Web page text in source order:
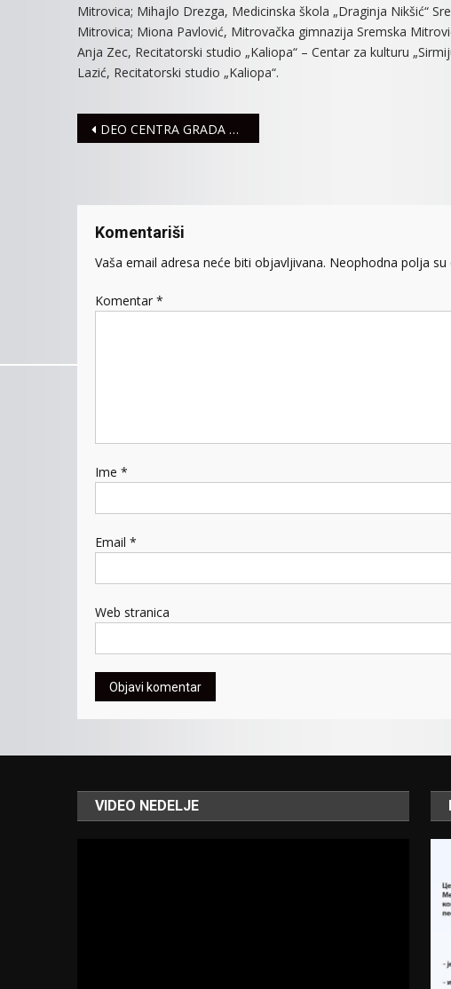
Mitrovica; Mihajlo Drezga, Medicinska škola „Draginja Nikšić“
Mitrovica; Miona Pavlović, Mitrovačka gimnazija Sremska
Anja Zec, Recitatorski studio „Kaliopa“ – Centar za kulturu
Lazić, Recitatorski studio „Kaliopa“.
Navigacija
DEO CENTRA GRADA 18. MARTA BEZ STRUJE
Komentariši
Vaša email adresa neće biti objavljivana. Neophodna polja su
Komentar *
Ime *
Email *
Web stranica
VIDEO NEDELJE